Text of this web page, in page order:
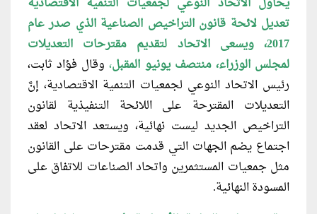
تعديل لائحة قانون التراخيص الصناعية الذي صدر عام
2017، ويسعى الاتحاد لتقديم مقترحات التعديلات
لمجلس الوزراء، منتصف يونيو المقبل،وقال فؤاد ثابت،
رئيس الاتحاد النوعي لجمعيات التنمية الاقتصادية، إنَّ
التعديلات المقترحة على اللائحة التنفيذية لقانون
التراخيص الجديد ليست نهائية، ويستعد الاتحاد لعقد
اجتماع يضم الجهات التي قدمت مقترحات على القانون
مثل جمعيات المستثمرين واتحاد الصناعات للاتفاق على
المسودة النهائية.